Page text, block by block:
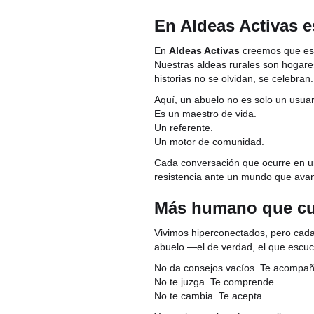
En Aldeas Activas
En Aldeas Activas creemos que
Nuestras aldeas rurales son
historias no se olvidan, se celebran.
Aquí, un abuelo no es solo un
Es un maestro de vida.
Un referente.
Un motor de comunidad.
Cada conversación que ocurre en
resistencia ante un mundo que
Más humano que
Vivimos hiperconectados, pero
abuelo —el de verdad, el que
No da consejos vacíos. Te
No te juzga. Te comprende.
No te cambia. Te acepta.